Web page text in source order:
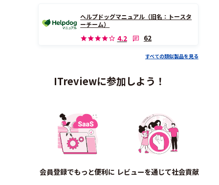
ヘルプドッグマニュアル（旧名：トースタ
ーチーム）
4.2 62
すべての類似製品を見る
ITreviewに参加しよう！
会員登録でもっと便利に レビューを通じて社会貢献